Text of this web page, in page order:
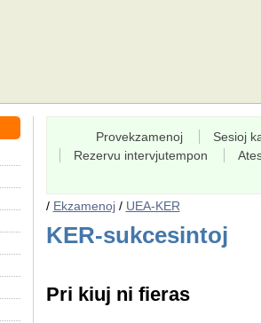
Provekzamenoj Sesioj
Rezervu intervjutempon
/ Ekzamenoj/ UEA-KER
KER-sukcesintoj
Pri kiuj ni fieras